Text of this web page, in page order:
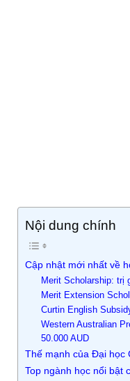
Nội dung chính
Cập nhật mới nhất về
Merit Scholarship: trị
Merit Extension
Curtin English
Western Australian
50.000 AUD
Thế mạnh của Đại học
Top ngành học nổi bật